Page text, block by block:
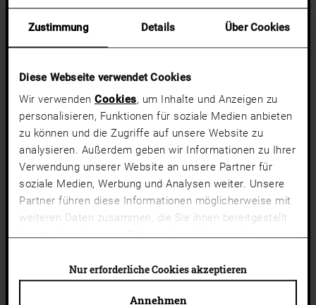
Zustimmung Details Über Cookies
Diese Webseite verwendet Cookies
Wir verwenden Cookies, um Inhalte und Anzeigen zu
personalisieren, Funktionen für soziale Medien anbieten
zu können und die Zugriffe auf unsere Website zu
analysieren. Außerdem geben wir Informationen zu Ihrer
Verwendung unserer Website an unsere Partner für
soziale Medien, Werbung und Analysen weiter. Unsere
Partner führen diese Informationen möglicherweise mit
weiteren Daten zusammen, die Sie ihnen bereitgestellt
haben oder die sie im Rahmen Ihrer Nutzung der
können auch abgelehnt werden. Du kannst deine
Cookie-Einstellungen jederzeit ändern.
Annehmen
Nur erforderliche Cookies akzeptieren
PRADO
VET Natur
Europäischer Ahorn natur
Glas Satinato weiß
Drücker Cube Pure, Edelstahl
MODICA
BET Natur
Buche | NCS graubeige,
hellbeige
Zargen- und Füllungsleiste
Drücker Classic, schwarz
Merken